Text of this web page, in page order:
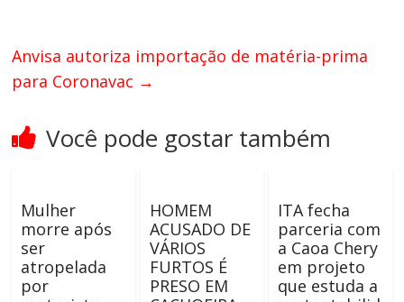
Anvisa autoriza importação de matéria-prima
para Coronavac →
Você pode gostar também
Mulher
morre após
ser
atropelada
por
HOMEM
ACUSADO DE
VÁRIOS
FURTOS É
PRESO EM
ITA fecha
parceria com
a Caoa Chery
em projeto
que estuda a